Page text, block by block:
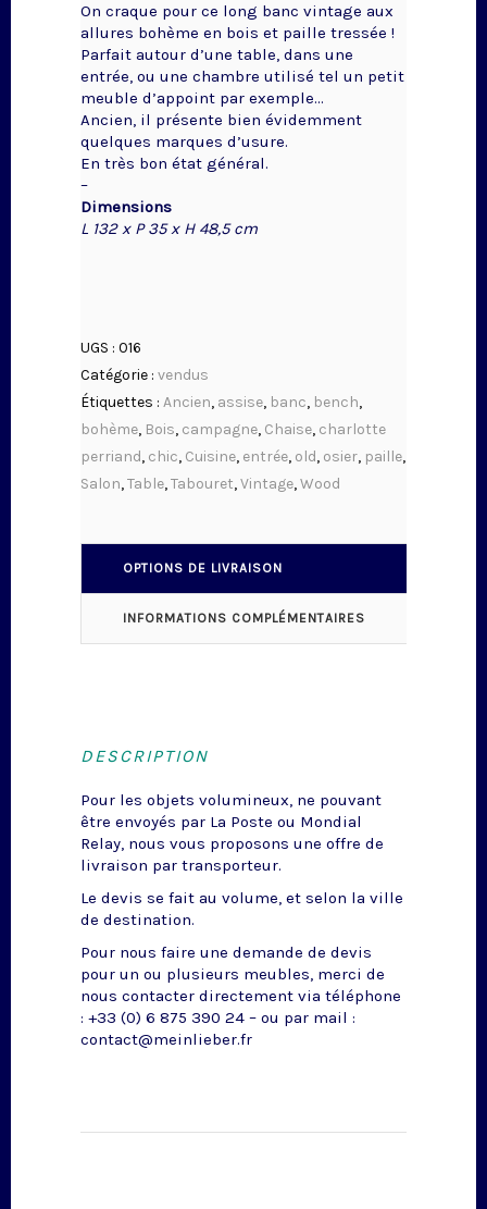
On craque pour ce long banc vintage aux
allures bohème en bois et paille tressée !
Parfait autour d’une table, dans une
entrée, ou une chambre utilisé tel un petit
meuble d’appoint par exemple…
Ancien, il présente bien évidemment
quelques marques d’usure.
En très bon état général.
–
Dimensions
L 132 x P 35 x H 48,5 cm
UGS : 016
Catégorie : vendus
Étiquettes : Ancien, assise, banc, bench,
bohème, Bois, campagne, Chaise, charlotte
perriand, chic, Cuisine, entrée, old, osier, paille,
Salon,Table,Tabouret,Vintage,Wood
OPTIONS DE LIVRAISON
INFORMATIONS COMPLÉMENTAIRES
DESCRIPTION
Pour les objets volumineux, ne pouvant
être envoyés par La Poste ou Mondial
Relay, nous vous proposons une offre de
livraison par transporteur.
Le devis se fait au volume, et selon la ville
de destination.
Pour nous faire une demande de devis
pour un ou plusieurs meubles, merci de
nous contacter directement via téléphone
: +33 (0) 6 875 390 24 – ou par mail :
contact@meinlieber.fr